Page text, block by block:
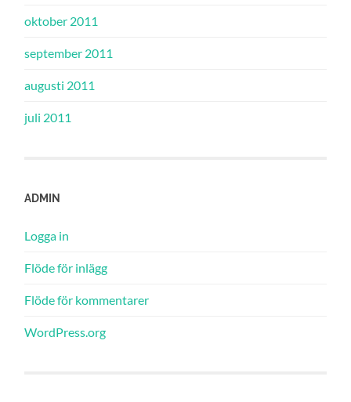
oktober 2011
september 2011
augusti 2011
juli 2011
ADMIN
Logga in
Flöde för inlägg
Flöde för kommentarer
WordPress.org